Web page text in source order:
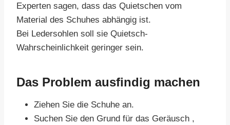
Experten sagen, dass das Quietschen vom
Material des Schuhes abhängig ist.
Bei Ledersohlen soll sie Quietsch-
Wahrscheinlichkeit geringer sein.
Das Problem ausfindig machen
Ziehen Sie die Schuhe an.
Suchen Sie den Grund für das Geräusch ,